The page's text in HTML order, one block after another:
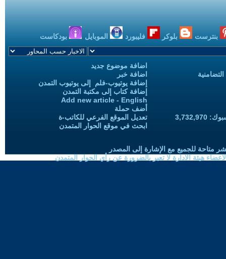
بنترست بلوكر فليبورد الموبايل بودكاست
اضافة موضوع جديد
اضافة خبر
إضافة يوتيوب-فلم إلى يوتيوب التمدن
إضافة كتاب إلى مكتبة التمدن
Add new article - English
أضف حملة
تعديل الموقع الفرعي للكاتب-ة
ابحث في موقع الحوار المتمدن
متاحة للجميع مع الإشارة إلى المصدر
هيئة الادارة لا تعبر بالضرورة عن رأي الحوار المتمدن